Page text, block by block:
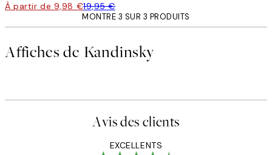
À partir de 9,98 €19,95 €
MONTRE 3 SUR 3 PRODUITS
Affiches de Kandinsky
Avis des clients
EXCELLENTS